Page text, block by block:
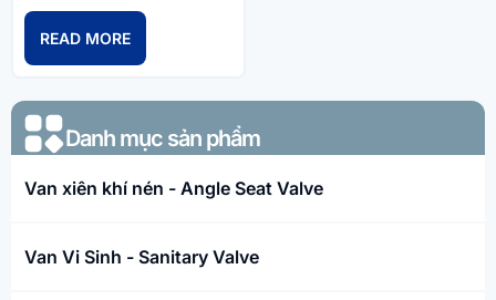
Danh mục sản phẩm​
Van xiên khí nén - Angle Seat Valve
Van Vi Sinh - Sanitary Valve
READ MORE